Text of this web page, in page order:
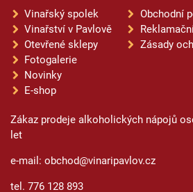
Vinařský spolek
Vinařství v Pavlově
Otevřené sklepy
Fotogalerie
Novinky
E-shop
Obchodní
Zásady
Zákaz prodeje alkoholických nápojů
let
e-mail: obchod@vinaripavlov.cz
tel. 776 128 893